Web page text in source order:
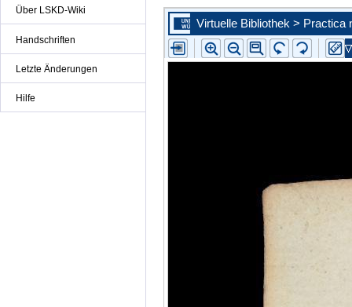
Über LSKD-Wiki
Handschriften
Letzte Änderungen
Hilfe